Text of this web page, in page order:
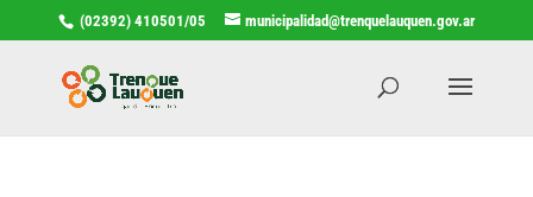
(02392) 410501/05 municipalidad@trenquelauquen.gov.ar